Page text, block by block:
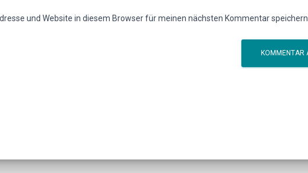
und Website in diesem Browser für meinen nächsten Kommentar speichern.